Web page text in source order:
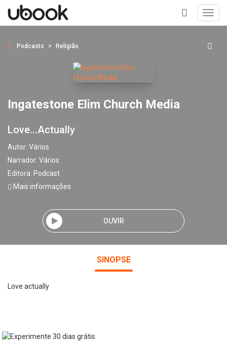
+
Podcasts Religião
Ingatestone Elim Church Media
Love...Actually
Autor: Vários
Narrador: Vários
Editora: Podcast
Mais informações
OUVIR
SINOPSE
Love actually